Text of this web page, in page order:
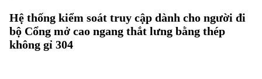
Hệ thống kiểm soát truy cập dành cho người đi
bộ Cổng mở cao ngang thắt lưng bằng thép
không gỉ 304